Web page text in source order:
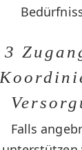
3
Falls